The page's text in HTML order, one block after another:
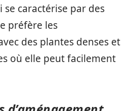
caractérise par des
préfère les
des plantes denses et
où elle peut facilement